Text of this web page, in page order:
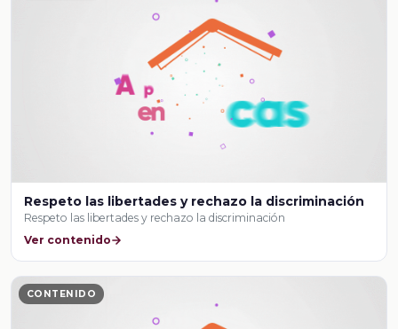
Respeto las libertades y rechazo la discriminación
Respeto las libertades y rechazo la discriminación
Ver contenido
CONTENIDO